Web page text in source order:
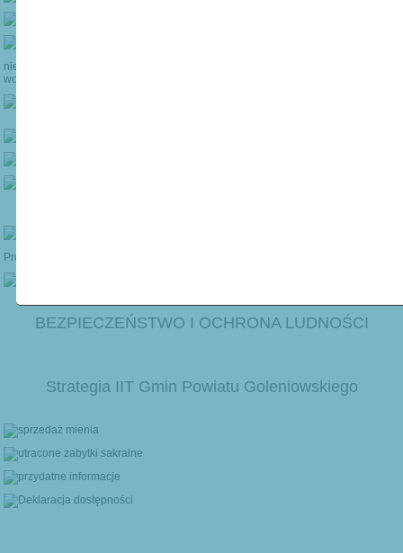
BEZPIECZEŃSTWO I OCHRONA LUDNOŚCI
Strategia IIT Gmin Powiatu Goleniowskiego